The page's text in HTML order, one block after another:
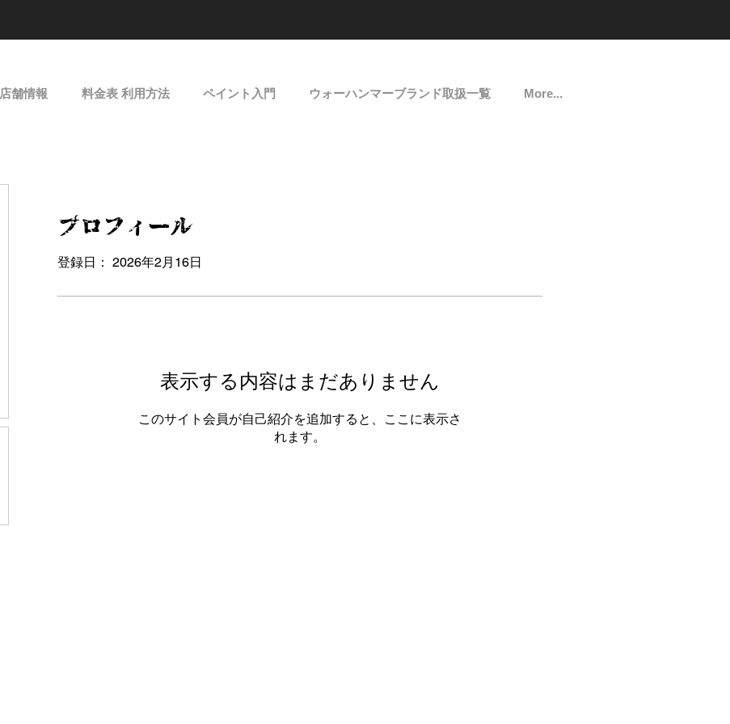
店舗情報 料金表 利用方法 ペイント入門 ウォーハンマーブランド取扱一覧 More...
プロフィール
登録日： 2026年2月16日
表示する内容はまだありません
このサイト会員が自己紹介を追加すると、ここに表示さ
れます。